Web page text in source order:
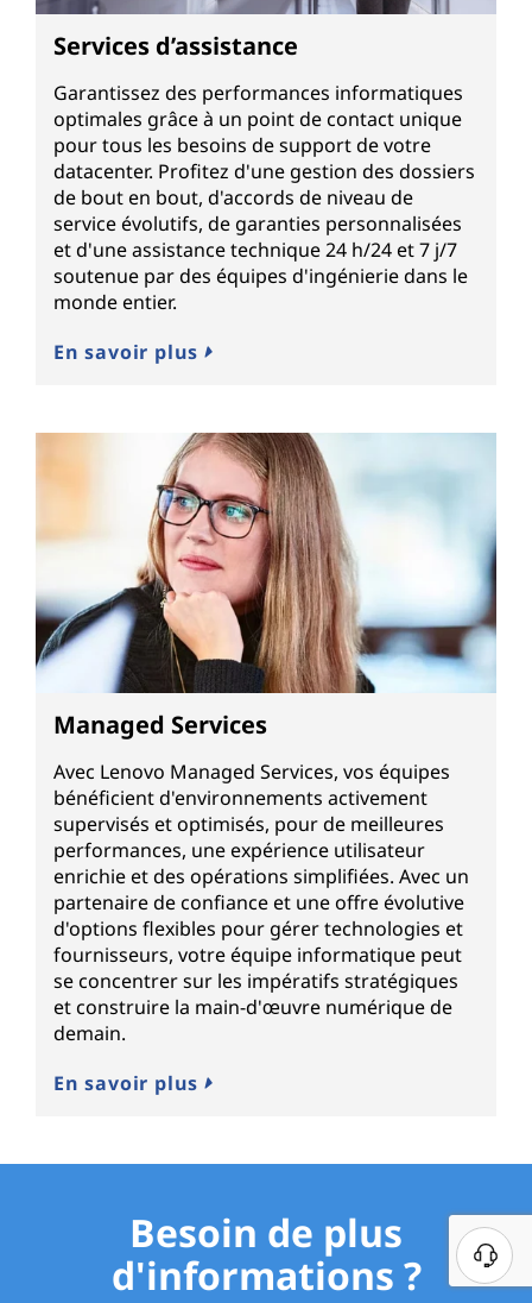
Services d’assistance
Garantissez des performances informatiques
optimales grâce à un point de contact unique
pour tous les besoins de support de votre
datacenter. Profitez d'une gestion des dossiers
de bout en bout, d'accords de niveau de
service évolutifs, de garanties personnalisées
et d'une assistance technique 24 h/24 et 7 j/7
soutenue par des équipes d'ingénierie dans le
monde entier.
En savoir plus
Managed Services
Avec Lenovo Managed Services, vos équipes
bénéficient d'environnements activement
supervisés et optimisés, pour de meilleures
performances, une expérience utilisateur
enrichie et des opérations simplifiées. Avec un
partenaire de confiance et une offre évolutive
d'options flexibles pour gérer technologies et
fournisseurs, votre équipe informatique peut
se concentrer sur les impératifs stratégiques
et construire la main-d'œuvre numérique de
demain.
En savoir plus
Besoin de plus
d'informations ?